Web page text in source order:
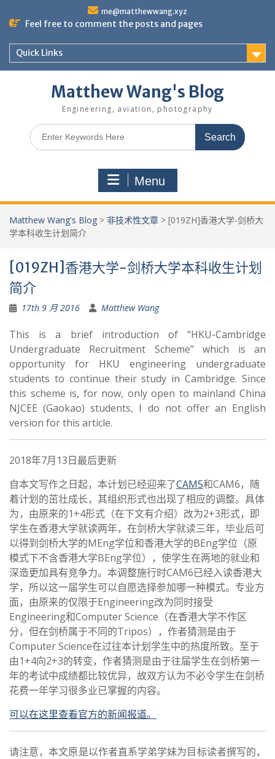
me@matthewwang.xyz
Feel free to comment the posts and pages
Quick Links
Matthew Wang's Blog
Engineering, aviation, photography
Search
for:
Menu
Matthew Wang's Blog > 非技术性文章 > [019ZH]香港大学-剑桥大
学本科收生计划简介
[019ZH]香港大学-剑桥大学本科收生计划
简介
17th 9 月 2016 Matthew Wang
This is a brief introduction of “HKU-Cambridge
Undergraduate Recruitment Scheme” which is an
opportunity for HKU engineering undergraduate
students to continue their study in Cambridge. Since
this scheme is, for now, only open to mainland China
NJCEE (Gaokao) students, I do not offer an English
version for this article.
2018年7月13日最后更新
自本文写作之日起，本计划已经迎来了CAM5和CAM6，随
着计划的茁壮成长，其组织形式也出现了相应的调整。具体
为，由原来的1+4形式（在下文有介绍）改为2+3形式，即
学生在香港大学就读两年，在剑桥大学就读三年，毕业后可
以得到剑桥大学的MEng学位和香港大学的BEng学位（原
模式下不含香港大学BEng学位），使学生在两地的就业和
深造更加具有竞争力。本调整施行时CAM6已经入读香港大
学，所以这一届学生可以自愿选择参加哪一种模式。专业方
面，由原来的仅限于Engineering改为同时接受
Engineering和Computer Science（在香港大学不作区
分，但在剑桥属于不同的Tripos），作者猜测是由于
Computer Science在过往本计划学生中的热度所致。至于
由1+4向2+3的转变，作者猜测是由于往届学生在剑桥第一
年的考试中成绩都比较优异，故双方认为不必令学生在剑桥
花费一年学习很多业已掌握的内容。
可以在这里查看官方的新闻报道。
请注意，本文原是以作者直系学弟学妹为目标读者撰写的，